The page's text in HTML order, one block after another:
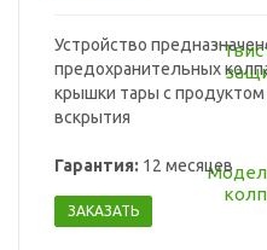
Устройство
предохранительных
крышки тары с продуктом
вскрытия
Гарантия: 12 месяцев
ЗАКАЗАТЬ